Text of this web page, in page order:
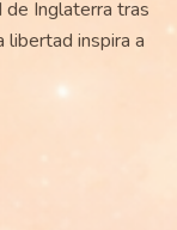
de Inglaterra tras
libertad inspira a